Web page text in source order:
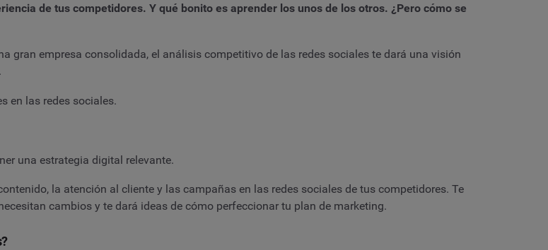
de tus competidores. Y qué bonito es aprender los unos de los otros. ¿Pero cómo se
gran empresa consolidada, el análisis competitivo de las redes sociales te dará una visión
en las redes sociales.
una estrategia digital relevante.
la atención al cliente y las campañas en las redes sociales de tus competidores. Te
cambios y te dará ideas de cómo perfeccionar tu plan de marketing.